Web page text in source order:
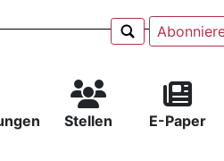
Stellen E-Paper